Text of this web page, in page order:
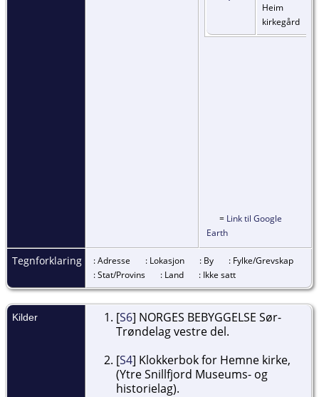
Heim
kirkegård
= Link til Google
Earth
Tegnforklaring : Adresse : Lokasjon : By
: Fylke/Grevskap
: Stat/Provins
: Land : Ikke satt
Kilder [S6] NORGES BEBYGGELSE Sør-
Trøndelag vestre del.
[S4] Klokkerbok for Hemne kirke,
(Ytre Snillfjord Museums- og
historielag).